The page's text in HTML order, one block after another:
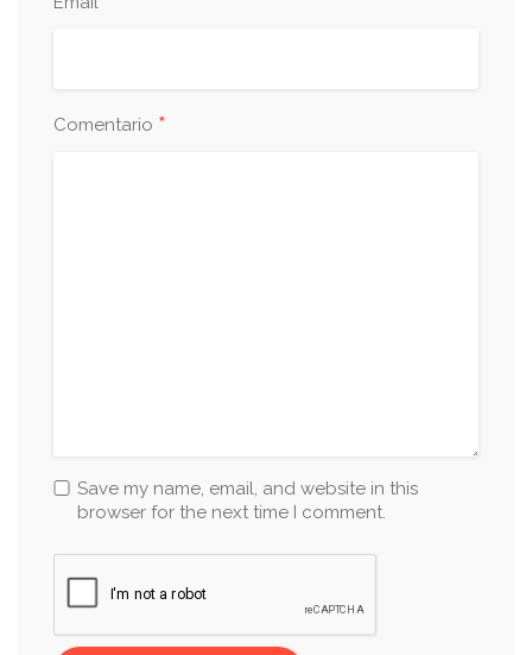
Comentario *
Save my name, email, and website in this
browser for the next time I comment.